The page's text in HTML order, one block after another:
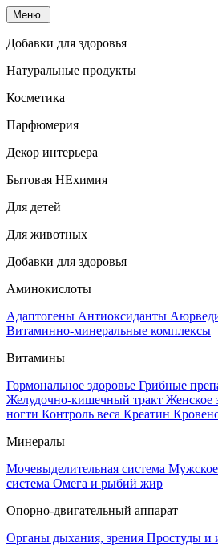
Меню
Добавки для здоровья
Натуральные продукты
Косметика
Парфюмерия
Декор интерьера
Бытовая НЕхимия
Для детей
Для животных
Добавки для здоровья
Аминокислоты
Адаптогены Антиоксиданты
Витаминно-минеральные комплексы
Витамины
Гормональное здоровье Грибные
Желудочно-кишечный тракт Женское
ногти Контроль веса Креатин
Минералы
Мочевыделительная система Мужское
система Омега и рыбий жир
Опорно-двигательный аппарат
Органы дыхания, зрения Простуды и